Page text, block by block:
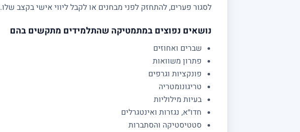
לסגור פערים, להתחזק לפני מבחנים או לקבל ליווי אישי בקצב שלו.
נושאים נפוצים במתמטיקה שהתלמידים מתקשים בהם
שברים ואחוזים
פתרון משוואות
פונקציות וגרפים
טריגונומטריה
בעיות מילוליות
חדו״א, נגזרות ואינטגרלים
סטטיסטיקה והסתברות